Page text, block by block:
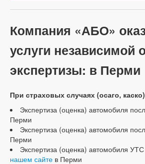
Компания «АБО»
услуги независимой
экспертизы: в Перми
При страховых случаях (осаго, каско)
Экспертиза (оценка) автомобиля
Перми
Экспертиза (оценка) автомобиля
Перми
Экспертиза (оценка) автомобиля
нашем сайте в Перми